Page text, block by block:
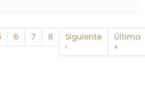
6 7 8
Siguiente
› Siguiente página
Última
»